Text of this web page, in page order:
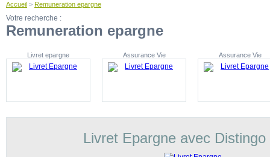
Accueil > Remuneration epargne
Votre recherche :
Remuneration epargne
Livret epargne Assurance Vie Assurance Vie
Livret Epargne avec Distingo